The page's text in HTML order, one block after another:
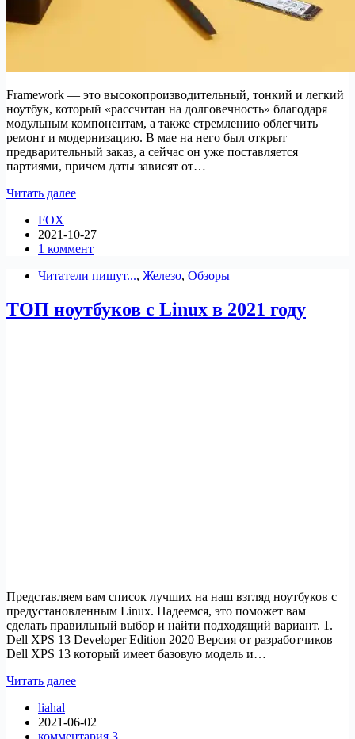
Framework — это высокопроизводительный, тонкий и легкий
ноутбук, который «рассчитан на долговечность» благодаря
модульным компонентам, а также стремлению облегчить
ремонт и модернизацию. В мае на него был открыт
предварительный заказ, а сейчас он уже поставляется
партиями, причем даты зависят от…
Читать далееLinux
«Сделай
сам»
очень
FOX
2021-10-27
1 коммент
Читатели пишут..., Железо, Обзоры
ТОП ноутбуков с Linux в 2021 году
Представляем вам список лучших на наш взгляд ноутбуков с
предустановленным Linux. Надеемся, это поможет вам
сделать правильный выбор и найти подходящий вариант. 1.
Dell XPS 13 Developer Edition 2020 Версия от разработчиков
Dell XPS 13 который имеет базовую модель и…
Читать далееТОП
Linux
liahal
2021-06-02